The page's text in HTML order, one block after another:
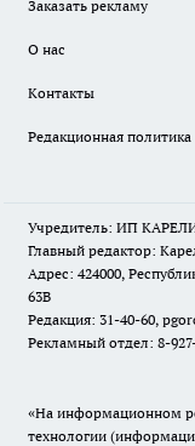
Заказать рекламу
О нас
Контакты
Редакционная политика
Учредитель: ИП
Главный редактор:
Адрес: 424000,
63В
Редакция: 31-40-60,
Рекламный отдел: 8-
«На информационном
технологии